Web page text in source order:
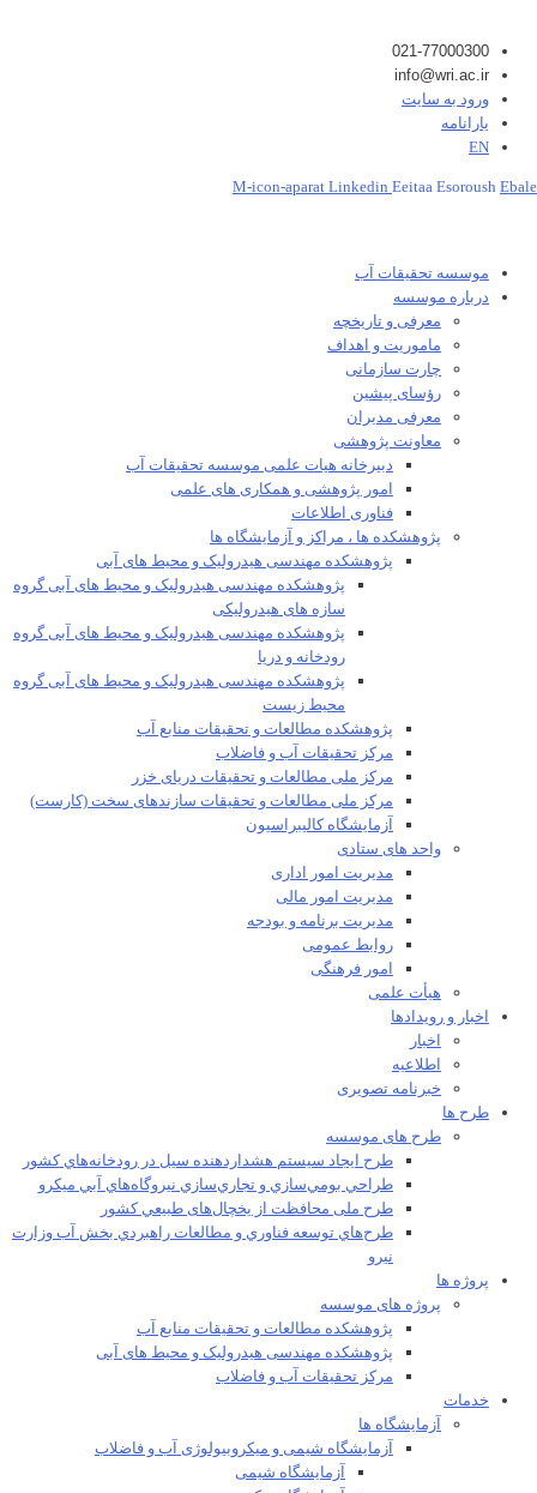
021-77000300
info@wri.ac.ir
ورود به سایت
یارانامه
EN
M-icon-aparat Linkedin Eeitaa Esoroush Ebale
موسسه تحقیقات آب
درباره موسسه
معرفی و تاریخچه
ماموریت و اهداف
چارت سازمانی
رؤسای پیشین
معرفی مدیران
معاونت پژوهشی
دبیرخانه هیات علمی موسسه تحقیقات آب
امور پژوهشی و همکاری های علمی
فناوری اطلاعات
پژوهشکده ها ، مراکز و آزمایشگاه ها
پژوهشکده مهندسی هیدرولیک و محیط های آبی
پژوهشکده مهندسی هیدرولیک و محیط های آبی گروه
سازه های هیدرولیکی
پژوهشکده مهندسی هیدرولیک و محیط های آبی گروه
رودخانه و دریا
پژوهشکده مهندسی هیدرولیک و محیط های آبی گروه
محیط زیست
پژوهشکده مطالعات و تحقیقات منابع آب
مرکز تحقیقات آب و فاضلاب
مرکز ملی مطالعات و تحقیقات دریای خزر
مرکز ملی مطالعات و تحقیقات سازندهای سخت (کارست)
آزمایشگاه کالیبراسیون
واحد های ستادی
مدیریت امور اداری
مدیریت امور مالی
مدیریت برنامه و بودجه
روابط عمومی
امور فرهنگی
هیأت علمی​
اخبار و رویدادها
اخبار
اطلاعیه
خبرنامه تصویری
طرح ها
طرح های موسسه
طرح ايجاد سيستم هشداردهنده سيل در رودخانه‌هاي كشور
طراحي بومي‌سازي و تجاري‌سازي نيروگاه‌هاي آبي ميکرو
طرح ملی محافظت از يخچال‌های طبيعي كشور
طرح‌هاي توسعه فناوري و مطالعات راهبردي بخش آب وزارت
نيرو
پروژه ها
پروژه های موسسه
پژوهشکده مطالعات و تحقيقات منابع آب
پژوهشکده مهندسی هیدرولیک و محیط های آبی
مرکز تحقیقات آب و فاضلاب
خدمات
آزمایشگاه ها
آزمایشگاه شیمی و میکروبیولوژی آب و فاضلاب
آزمایشگاه شیمی